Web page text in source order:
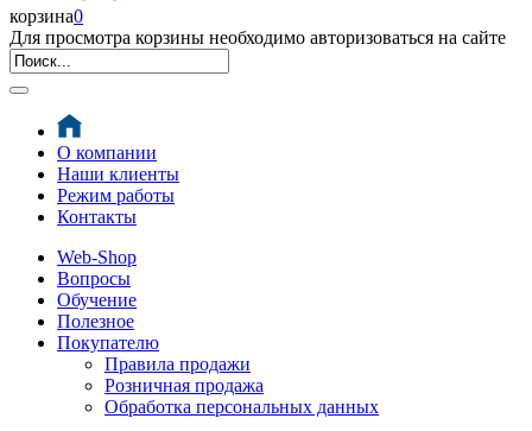
корзина0
Для просмотра корзины необходимо авторизоваться на сайте
О компании
Наши клиенты
Режим работы
Контакты
Web-Shop
Вопросы
Обучение
Полезное
Покупателю
Правила продажи
Розничная продажа
Обработка персональных данных